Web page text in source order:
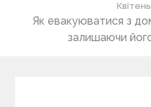
Як евакуюватися з
залишаючи